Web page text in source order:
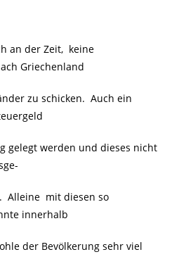
an der Zeit, keine
Griechenland
zu schicken. Auch ein
werden und dieses nicht
Alleine mit diesen so
innerhalb
der Bevölkerung sehr viel